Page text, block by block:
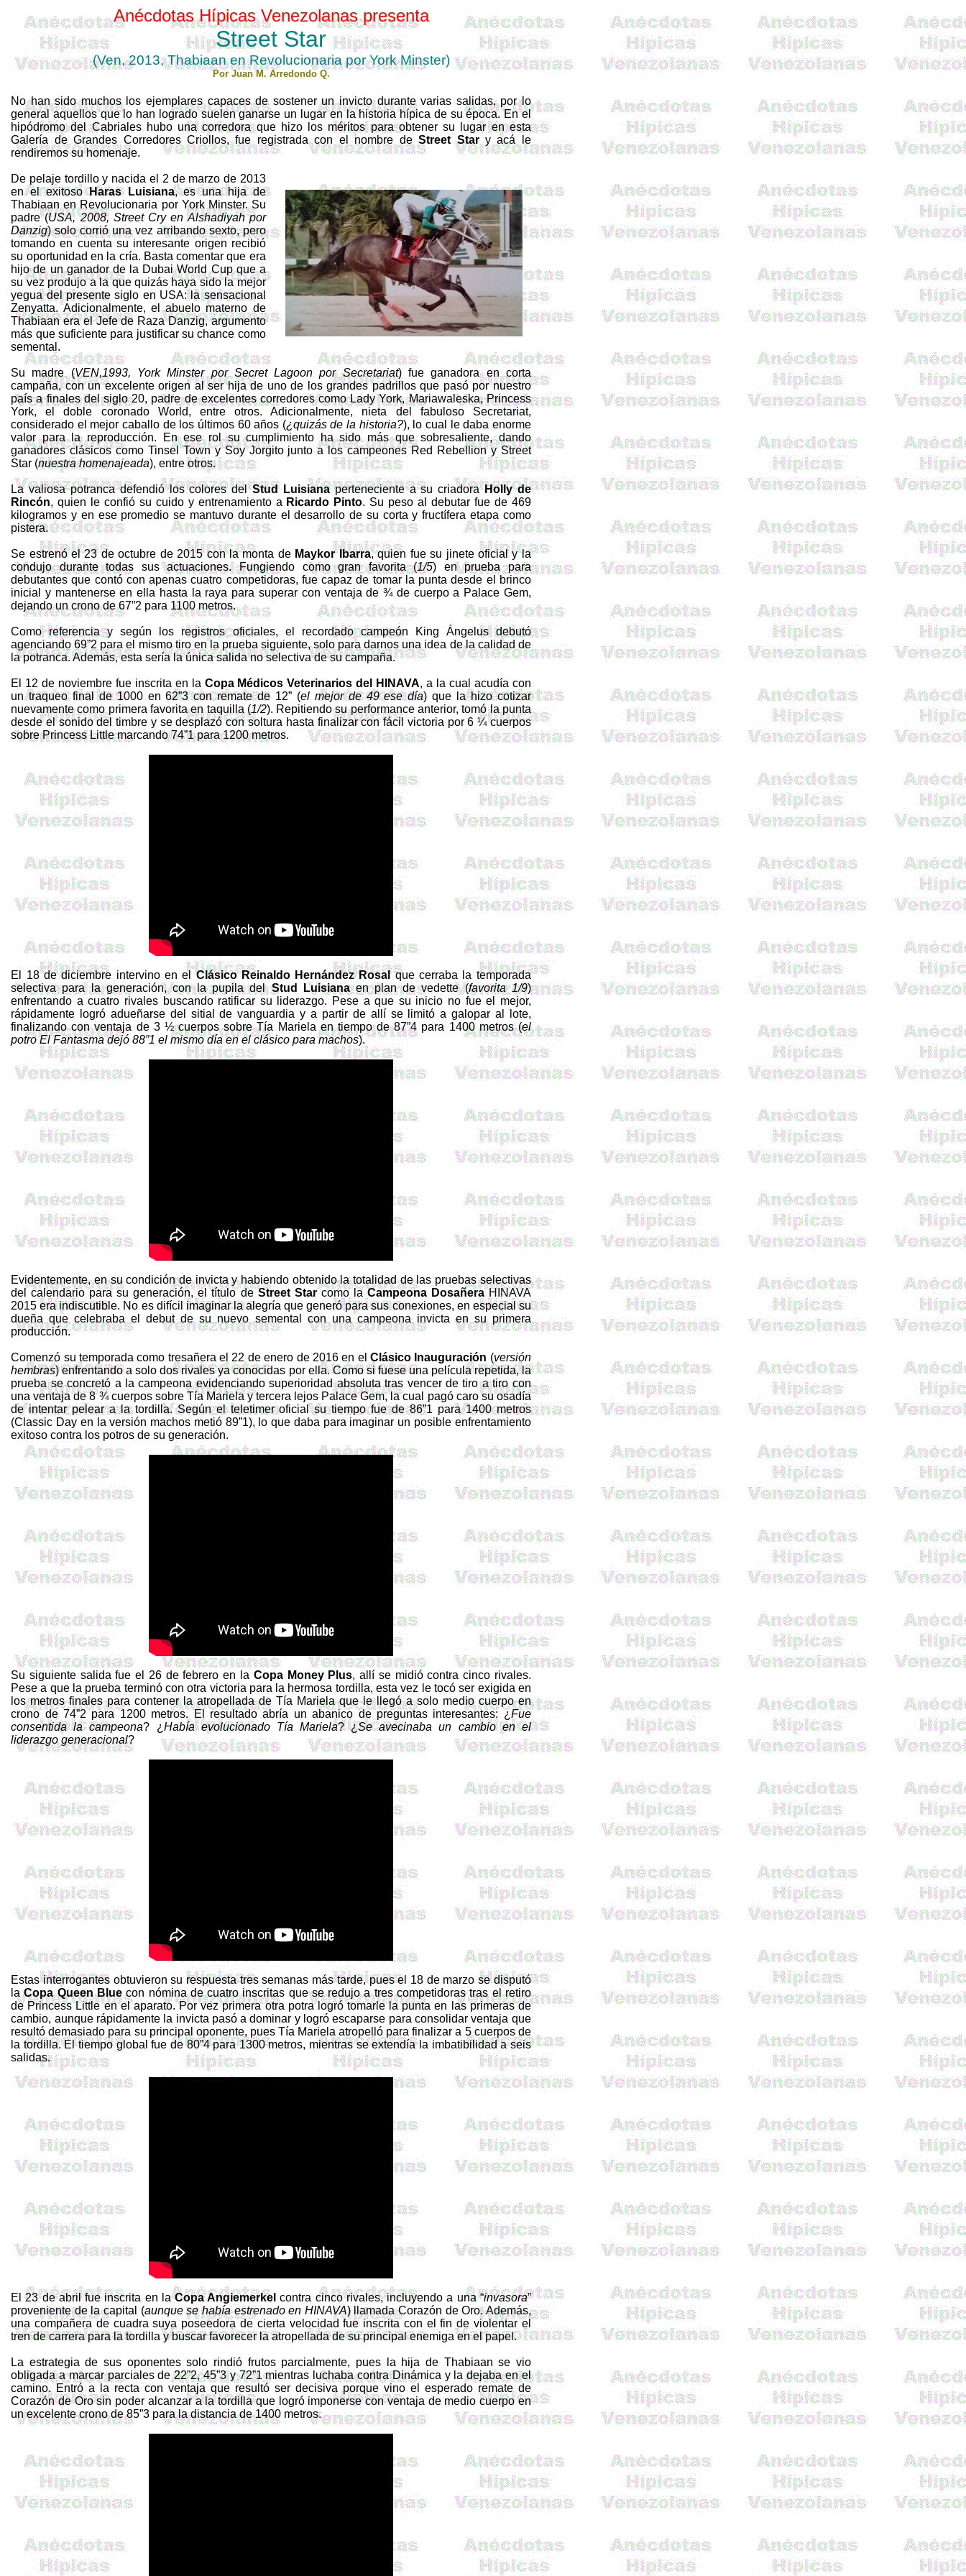
Anécdotas Hípicas Venezolanas presenta
Street Star
(Ven, 2013,Thabiaanen Revolucionaria por YorkMinster)
Por Juan M. Arredondo Q.
No han sido muchos los ejemplares capaces de sostener un invicto durante varias salidas, por lo
general aquellos que lo han logrado suelen ganarse un lugar en la historia hípica de su época. En el
hipódromo del Cabriales hubo una corredora que hizo los méritos para obtener su lugar en esta
Galería de Grandes Corredores Criollos, fue registrada con el nombre deStreetStary acá le
rendiremos su homenaje.
De pelaje tordillo y nacida el 2 de marzo de 2013
en el exitosoHaras Luisiana, es una hija de
Thabiaanen Revolucionaria por YorkMinster. Su
padre (USA, 2008, Street CryenAlshadiyahpor
Danzig) solo corrió una vez arribando sexto, pero
tomando en cuenta su interesante origen recibió
su oportunidad en la cría. Basta comentar que era
hijo de un ganador de la Dubai World Cup que a
su vez produjo a la que quizás haya sido la mejor
yegua del presente siglo en USA: la sensacional
Zenyatta. Adicionalmente, el abuelo materno de
Thabiaanera el Jefe de Raza Danzig, argumento
más que suficiente para justificar su chance como
semental.
Su madre (VEN,1993, YorkMinsterporSecret Lagoon porSecretariat) fue ganadora en corta
campaña, con un excelente origen al ser hija de uno de los grandes padrillos que pasó por nuestro
país a finales del siglo 20, padre de excelentes corredores como Lady York,Mariawaleska,Princess
York, el doble coronado World, entre otros. Adicionalmente, nieta del fabuloso Secretariat,
considerado el mejor caballo de los últimos 60 años (¿quizás de la historia?), lo cual le daba enorme
valor para la reproducción. En ese rol su cumplimiento ha sido más que sobresaliente, dando
ganadores clásicos como TinselTown y Soy Jorgito junto a los campeones Red Rebelliony Street
Star (nuestra homenajeada), entre otros.
La valiosa potranca defendió los colores delStud Luisianaperteneciente a su criadora Hollyde
Rincón, quien le confió su cuido y entrenamiento a Ricardo Pinto. Su peso al debutar fue de 469
kilogramos y en ese promedio se mantuvo durante el desarrollo de su corta y fructífera etapa como
pistera.
Se estrenó el 23 de octubre de 2015 con la monta de MaykorIbarra, quien fue su jinete oficial y la
condujo durante todas sus actuaciones. Fungiendo como gran favorita (1/5) en prueba para
debutantes que contó con apenas cuatro competidoras, fue capaz de tomar la punta desde el brinco
inicial y mantenerse en ella hasta la raya para superar con ventaja de ¾ de cuerpo a Palace Gem,
dejando un crono de 67”2 para 1100 metros.
Como referencia y según los registros oficiales, el recordado campeón King Ángelus debutó
agenciando 69”2 para el mismo tiro en la prueba siguiente, solo para darnos una idea de la calidad de
la potranca. Además, esta sería la única salida no selectiva de su campaña.
El 12 de noviembre fue inscrita en la Copa Médicos Veterinarios del HINAVA, a la cual acudía con
un traqueo final de 1000 en 62”3 con remate de 12” (el mejor de 49 ese día) que la hizo cotizar
nuevamente como primera favorita en taquilla (1/2). Repitiendo su performance anterior, tomó la punta
desde el sonido del timbre y se desplazó con soltura hasta finalizar con fácil victoria por 6 ¼ cuerpos
sobrePrincessLittle marcando 74”1 para 1200 metros.
El 18 de diciembre intervino en elClásico Reinaldo Hernández Rosalque cerraba la temporada
selectiva para la generación, con la pupila delStud Luisianaen plan de vedette (favorita 1/9)
enfrentando a cuatro rivales buscando ratificar su liderazgo. Pese a que su inicio no fue el mejor,
rápidamente logró adueñarse del sitial de vanguardia y a partir de allí se limitó a galopar al lote,
finalizando con ventaja de 3 ½ cuerpos sobre Tía Mariela en tiempo de 87”4 para 1400 metros (el
potro El Fantasma dejó 88”1 el mismo día en el clásico para machos).
Evidentemente, en su condición de invicta y habiendo obtenido la totalidad de las pruebas selectivas
del calendario para su generación, el título deStreet Starcomo laCampeona DosañeraHINAVA
2015 era indiscutible. No es difícil imaginar la alegría que generó para sus conexiones, en especial su
dueña que celebraba el debut de su nuevo semental con una campeona invicta en su primera
producción.
Comenzó su temporada como tresañera el 22 de enero de 2016 en elClásico Inauguración (versión
hembras) enfrentando a solo dos rivales ya conocidas por ella. Como si fuese una película repetida, la
prueba se concretó a la campeona evidenciando superioridad absoluta tras vencer de tiro a tiro con
una ventaja de 8 ¾ cuerpos sobre Tía Mariela y tercera lejos PalaceGem, la cual pagó caro su osadía
de intentar pelear a la tordilla. Según elteletimeroficial su tiempo fue de 86”1 para 1400 metros
(Classic Day en la versión machos metió 89”1), lo que daba para imaginar un posible enfrentamiento
exitoso contra los potros de su generación.
Su siguiente salida fue el 26 de febrero en laCopa Money Plus, allí se midió contra cinco rivales.
Pese a que la prueba terminó con otra victoria para la hermosa tordilla, esta vez le tocó ser exigida en
los metros finales para contener la atropellada de Tía Mariela que le llegó a solo medio cuerpo en
crono de 74”2 para 1200 metros. El resultado abría un abanico de preguntas interesantes: ¿Fue
consentida la campeona? ¿ Había evolucionado Tía Mariela? ¿Se avecinaba un cambio en el
liderazgo generacional?
Estas interrogantes obtuvieron su respuesta tres semanas más tarde, pues el 18 de marzo se disputó
laCopa Queen Bluecon nómina de cuatro inscritas que se redujo a tres competidoras tras el retiro
de PrincessLittle en el aparato. Por vez primera otra potra logró tomarle la punta en las primeras de
cambio, aunque rápidamente la invicta pasó a dominar y logró escaparse para consolidar ventaja que
resultó demasiado para su principal oponente, pues Tía Mariela atropelló para finalizar a 5 cuerpos de
la tordilla. El tiempo global fue de 80”4 para 1300 metros, mientras se extendía la imbatibilidad a seis
salidas.
El 23 de abril fue inscrita en laCopaAngiemerkel contra cinco rivales, incluyendo a una “invasora”
proveniente de la capital (aunque se había estrenado en HINAVA) llamada Corazón de Oro. Además,
una compañera de cuadra suya poseedora de cierta velocidad fue inscrita con el fin de violentar el
tren de carrera para la tordilla y buscar favorecer la atropellada de su principal enemiga en el papel.
La estrategia de sus oponentes solo rindió frutos parcialmente, pues la hija de Thabiaan se vio
obligada a marcar parciales de 22”2, 45”3 y 72”1 mientras luchaba contra Dinámica y la dejaba en el
camino. Entró a la recta con ventaja que resultó ser decisiva porque vino el esperado remate de
Corazón de Oro sin poder alcanzar a la tordilla que logró imponerse con ventaja de medio cuerpo en
un excelente crono de 85”3 para la distancia de 1400 metros.